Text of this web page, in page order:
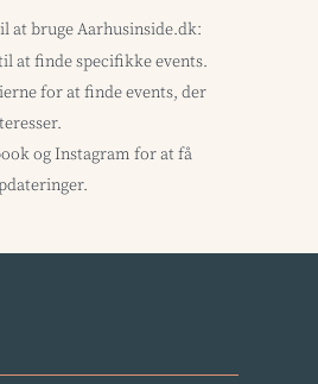
at bruge Aarhusinside.dk:
at finde specifikke events.
for at finde events, der
og Instagram for at få